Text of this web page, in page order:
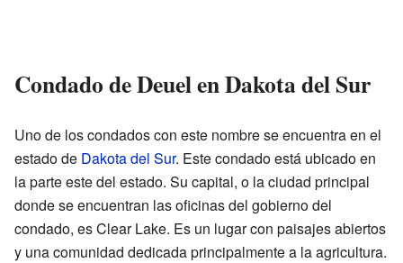
Condado de Deuel en Dakota del Sur
Uno de los condados con este nombre se encuentra en el
estado de Dakota del Sur. Este condado está ubicado en
la parte este del estado. Su capital, o la ciudad principal
donde se encuentran las oficinas del gobierno del
condado, es Clear Lake. Es un lugar con paisajes abiertos
y una comunidad dedicada principalmente a la agricultura.